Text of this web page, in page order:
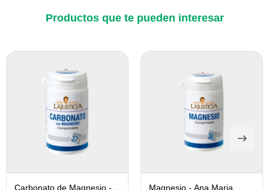
Productos que te pueden interesar
Carbonato de Magnesio -
Magnesio - Ana Maria